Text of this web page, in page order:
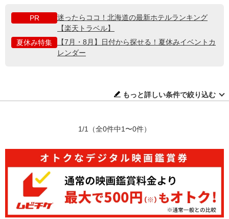
PR
迷ったらココ！北海道の最新ホテルランキング
【楽天トラベル】
夏休み特集
【7月・8月】日付から探せる！夏休みイベントカ
レンダー
もっと詳しい条件で絞り込む
1/1 （全0件中1〜0件）